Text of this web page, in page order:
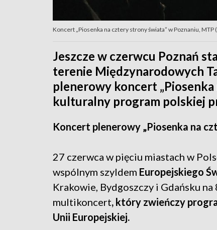
Koncert „Piosenka na cztery strony świata” w Poznaniu, MTP
Jeszcze w czerwcu Poznań
terenie Międzynarodowych
plenerowy koncert
kulturalny program polskiej
Koncert plenerowy „Piosenka na
27 czerwca w pięciu miastach w
wspólnym szyldem Europejskiego
Krakowie, Bydgoszczy i Gdańsku
multikoncert, który zwieńczy
Unii Europejskiej.